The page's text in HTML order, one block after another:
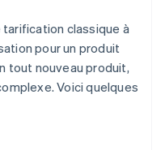
tarification classique à
pour un produit
tout nouveau produit,
Voici quelques